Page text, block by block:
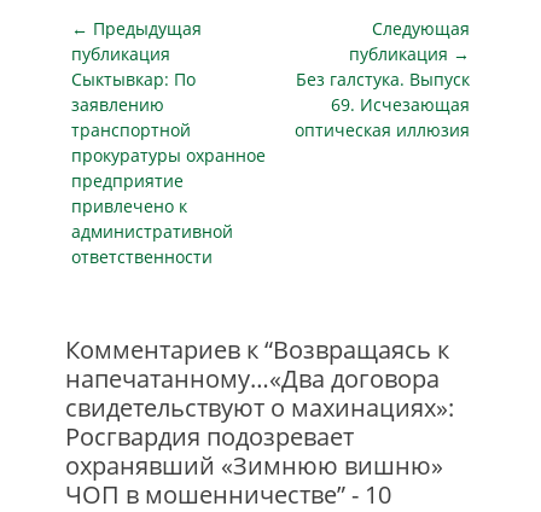
не допустить на
этот объект
неквалифицированных
сотрудников ЧОПа.
Владельцами
предприятия
оказались дети
бывшего
начальника
областного
управления
структурного
подразделения
Росгвардии.
Директор
Росгвардии
Виктор…
Навигация
по
записям
← Предыдущая
публикация
Предыдущая
публикация
Сыктывкар: По
заявлению
транспортной
прокуратуры охранное
предприятие
привлечено к
административной
ответственности
Следующая
публикация →
Следующая
публикация
Без галстука. Выпуск
69. Исчезающая
оптическая иллюзия
Комментариев к “Возвращаясь к
напечатанному…«Два договора
свидетельствуют о махинациях»:
Росгвардия подозревает
охранявший «Зимнюю вишню»
ЧОП в мошенничестве” - 10